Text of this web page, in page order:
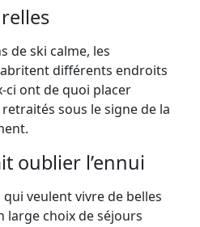
de ski calme, les
différents endroits
ci ont de quoi placer
sous le signe de la
oublier l’ennui
veulent vivre de belles
large choix de séjours